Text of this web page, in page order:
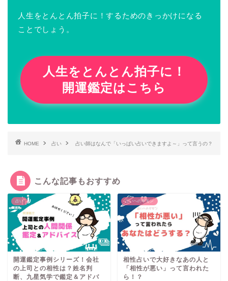
人生をとんとん拍子に！するためのきっかけになる
ことでしょう。
人生をとんとん拍子に！
開運鑑定はこちら
HOME 占い 占い師はなんで「いっぱい占いできますよ～」って言うの？
こんな記事もおすすめ
占い
開運鑑定事例シリーズ！会社
の上司との相性は？姓名判
断、九星気学で鑑定＆アドバ
占いへのギモン
相性占いで大好きなあの人と
「相性が悪い」って言われた
ら！？